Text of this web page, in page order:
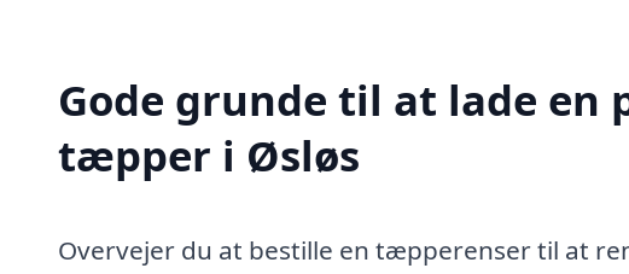
Gode grunde til at lade en
tæpper i Øsløs
Overvejer du at bestille en tæpperenser til at